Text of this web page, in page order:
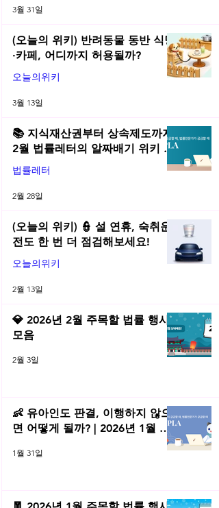
3월 31일
(오늘의 위키) 반려동물 동반 식당
·카페, 어디까지 허용될까?
오늘의위키
3월 13일
📚 지식재산권부터 상속제도까지,
2월 법률레터의 알짜배기 위키 모
음! | 2026년 2월 네플라 법률레터
법률레터
2월 28일
(오늘의 위키) 👮 설 연휴, 숙취운
전도 한 번 더 점검해보세요!
오늘의위키
2월 13일
💎 2026년 2월 주목할 법률 행사
모음
2월 3일
👶 유아인도 판결, 이행하지 않으
면 어떻게 될까? | 2026년 1월 네
1월 31일